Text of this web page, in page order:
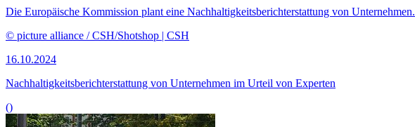
Die Europäische Kommission plant eine Nachhaltigkeitsberichterstattung von Unternehmen.
© picture alliance / CSH/Shotshop | CSH
16.10.2024
Nachhaltigkeits­bericht­erstattung von Unternehmen im Urteil von Experten
()